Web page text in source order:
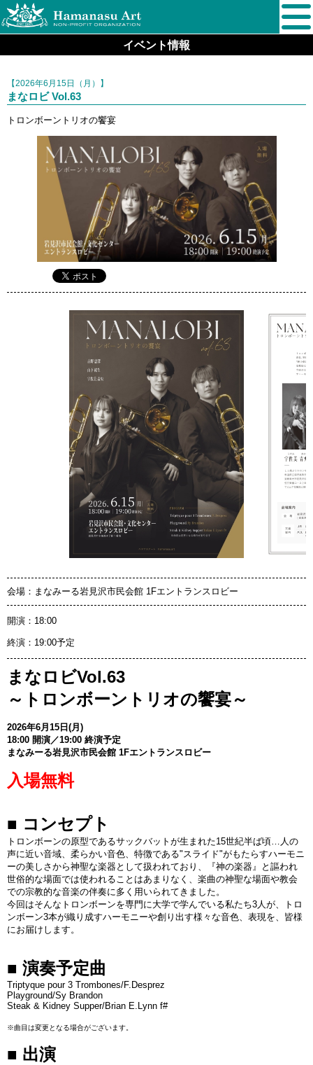
イベント情報
【2026年6月15日（月）】
まなロビ Vol.63
トロンボーントリオの饗宴
会場： まなみーる岩見沢市民会館 1Fエントランスロビー
開演：18:00
終演：19:00予定
まなロビVol.63
～トロンボーントリオの饗宴～
2026年6月15日(月)
18:00 開演／19:00 終演予定
まなみーる岩見沢市民会館 1Fエントランスロビー
入場無料
■ コンセプト
トロンボーンの原型であるサックバットが生まれた15世紀半ば頃…人の
声に近い音域、柔らかい音色、特徴である"スライド"がもたらすハーモニ
ーの美しさから神聖な楽器として扱われており、『神の楽器』と謳われ
世俗的な場面では使われることはあまりなく、楽曲の神聖な場面や教会
での宗教的な音楽の伴奏に多く用いられてきました。
今回はそんなトロンボーンを専門に大学で学んでいる私たち3人が、トロ
ンボーン3本が織り成すハーモニーや創り出す様々な音色、表現を、皆様
にお届けします。
■ 演奏予定曲
Triptyque pour 3 Trombones/F.Desprez
Playground/Sy Brandon
Steak & Kidney Supper/Brian E.Lynn f#
※曲目は変更となる場合がございます。
■ 出演